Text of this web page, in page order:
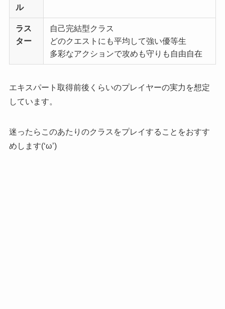
ル
ラス
ター
自己完結型クラス
どのクエストにも平均して強い優等生
多彩なアクションで攻めも守りも自由自在
エキスパート取得前後くらいのプレイヤーの実力を想定
しています。
迷ったらこのあたりのクラスをプレイすることをおすす
めします(‘ω’)